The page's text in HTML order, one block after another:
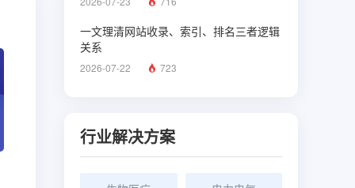
一文理清网站收录、索引、排名三者逻辑
关系
2026-07-22 723
行业解决方案